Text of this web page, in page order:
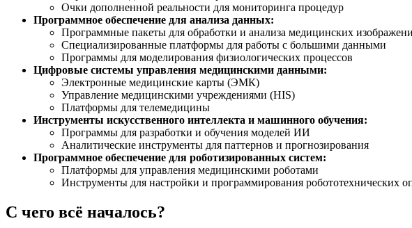
Очки дополненной реальности для мониторинга процедур
Программное обеспечение для анализа данных:
Программные пакеты для обработки и анализа медицинских
Специализированные платформы для работы с большими данными
Программы для моделирования физиологических процессов
Цифровые системы управления медицинскими данными:
Электронные медицинские карты (ЭМК)
Управление медицинскими учреждениями (HIS)
Платформы для телемедицины
Инструменты искусственного интеллекта и машинного обучения:
Программы для разработки и обучения моделей ИИ
Аналитические инструменты для паттернов и прогнозирования
Программное обеспечение для роботизированных систем:
Платформы для управления медицинскими роботами
Инструменты для настройки и программирования робототехнических
С чего всё началось?